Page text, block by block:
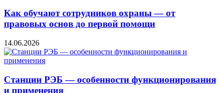
Как обучают сотрудников охраны — от
правовых основ до первой помощи
14.06.2026
Станции РЭБ — особенности функционирования
и применения